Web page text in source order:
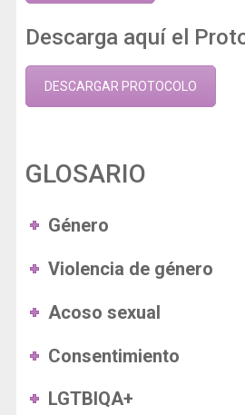
Descarga aquí el
DESCARGAR PROTOCOLO
GLOSARIO
Género
Violencia de género
Acoso sexual
Consentimiento
LGTBIQA+